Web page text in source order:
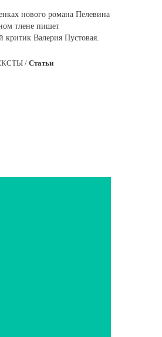
нового романа Пелевина
тлене пишет
критик Валерия Пустовая.
/Статьи